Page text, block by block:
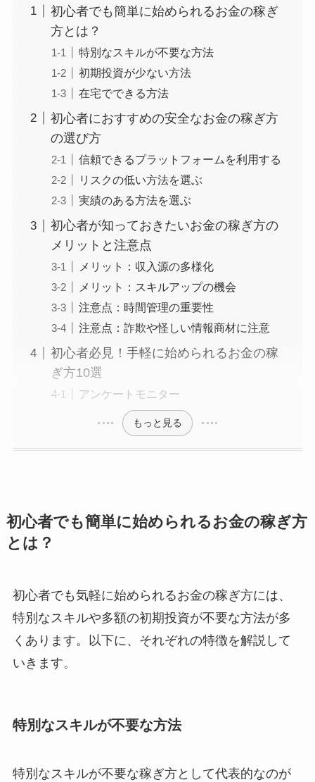
初心者でも簡単に始められるお金の稼ぎ
方とは？
特別なスキルが不要な方法
初期投資が少ない方法
在宅でできる方法
初心者におすすめの安全なお金の稼ぎ方
の選び方
信頼できるプラットフォームを利用する
リスクの低い方法を選ぶ
実績のある方法を選ぶ
初心者が知っておきたいお金の稼ぎ方の
メリットと注意点
メリット：収入源の多様化
メリット：スキルアップの機会
注意点：時間管理の重要性
注意点：詐欺や怪しい情報商材に注意
初心者必見！手軽に始められるお金の稼
ぎ方10選
アンケートモニター
もっと見る
初心者でも簡単に始められるお金の稼ぎ方
とは？
初心者でも気軽に始められるお金の稼ぎ方には、
特別なスキルや多額の初期投資が不要な方法が多
くあります。以下に、それぞれの特徴を解説して
いきます。
特別なスキルが不要な方法
特別なスキルが不要な稼ぎ方として代表的なのが